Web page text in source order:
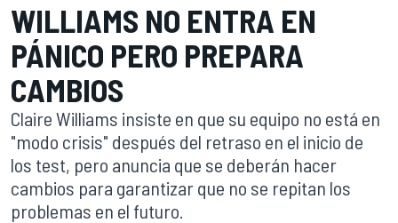
WILLIAMS NO ENTRA EN
PÁNICO PERO PREPARA
CAMBIOS
Claire Williams insiste en que su equipo no está en
"modo crisis" después del retraso en el inicio de
los test, pero anuncia que se deberán hacer
cambios para garantizar que no se repitan los
problemas en el futuro.